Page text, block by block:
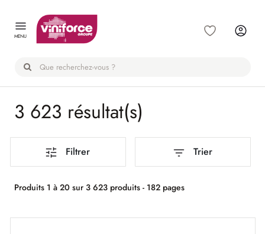
MENU
3 623 résultat(s)
Filtrer Trier
Produits 1 à 20 sur 3 623 produits - 182 pages